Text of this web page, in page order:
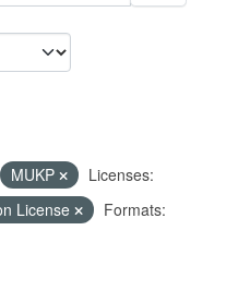
MUKP
Licenses:
License
Formats: